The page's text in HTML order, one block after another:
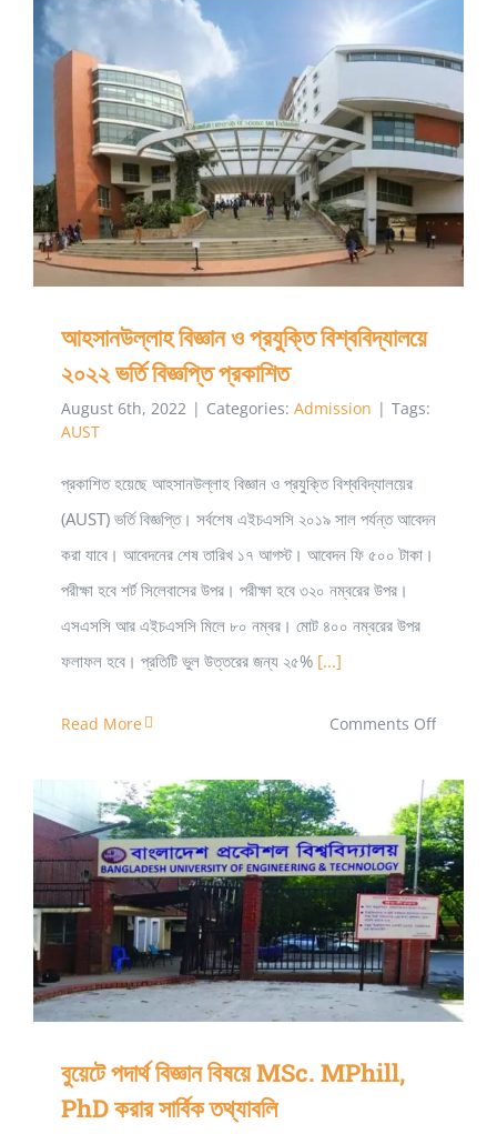
ভর্তি
২০২১
প্রশ্ন।
আহসানউল্লাহ বিজ্ঞান ও প্রযুক্তি বিশ্ববিদ্যালয়ে ২০২২ ভর্তি বিজ্ঞপ্তি
প্রকাশিত
আহসানউল্লাহ বিজ্ঞান ও প্রযুক্তি বিশ্ববিদ্যালয়ে
২০২২ ভর্তি বিজ্ঞপ্তি প্রকাশিত
August 6th, 2022 | Categories: Admission | Tags:
AUST
প্রকাশিত হয়েছে আহসানউল্লাহ বিজ্ঞান ও প্রযুক্তি বিশ্ববিদ্যালয়ের
(AUST) ভর্তি বিজ্ঞপ্তি। সর্বশেষ এইচএসসি ২০১৯ সাল পর্যন্ত আবেদন
করা যাবে। আবেদনের শেষ তারিখ ১৭ আগস্ট। আবেদন ফি ৫০০ টাকা।
পরীক্ষা হবে শর্ট সিলেবাসের উপর। পরীক্ষা হবে ৩২০ নম্বরের উপর।
এসএসসি আর এইচএসসি মিলে ৮০ নম্বর। মোট ৪০০ নম্বরের উপর
ফলাফল হবে। প্রতিটি ভুল উত্তরের জন্য ২৫% [...]
Read More Comments Offon
বিজ্ঞান
ও
প্রযুক্তি
২০২২
ভর্তি
বিজ্ঞপ্তি
বুয়েটে পদার্থ বিজ্ঞান বিষয়ে MSc. MPhill, PhD করার সার্বিক
তথ্যাবলি
বুয়েটে পদার্থ বিজ্ঞান বিষয়ে MSc. MPhill,
PhD করার সার্বিক তথ্যাবলি